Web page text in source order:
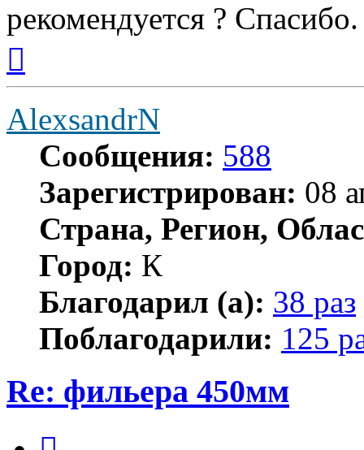
рекомендуется ? Спасибо.
началу
AlexsandrN
Сообщения: 588
Зарегистрирован: 08
Страна, Регион,
Город: К
Благодарил (а): 38 раз
Поблагодарили: 125
Re: фильера 450мм